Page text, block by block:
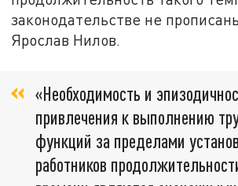
законодательстве не
Ярослав Нилов.
«Необходимость и
привлечения к выполнению
функций за пределами
работников